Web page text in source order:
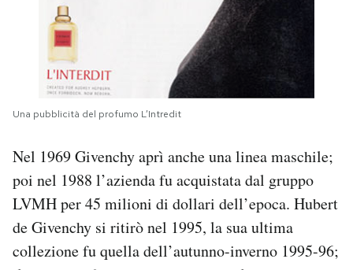
Una pubblicità del profumo L’Intredit
Nel 1969 Givenchy aprì anche una linea maschile;
poi nel 1988 l’azienda fu acquistata dal gruppo
LVMH per 45 milioni di dollari dell’epoca. Hubert
de Givenchy si ritirò nel 1995, la sua ultima
collezione fu quella dell’autunno-inverno 1995-96;